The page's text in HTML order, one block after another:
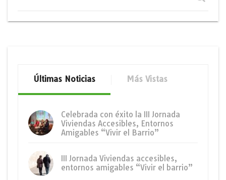
Últimas Noticias Más Vistas
Celebrada con éxito la III Jornada
Viviendas Accesibles, Entornos
Amigables “Vivir el Barrio”
III Jornada Viviendas accesibles,
entornos amigables “Vivir el barrio”